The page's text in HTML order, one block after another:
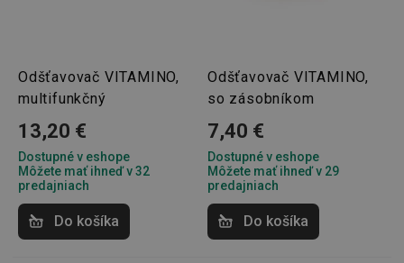
Odšťavovač VITAMINO,
multifunkčný
13,20 €
Dostupné v eshope
Môžete mať ihneď v 32
predajniach
Do košíka
Odšťavovač VITAMINO,
so zásobníkom
7,40 €
Dostupné v eshope
Môžete mať ihneď v 29
predajniach
Do košíkaGoogle
Privacy Policy